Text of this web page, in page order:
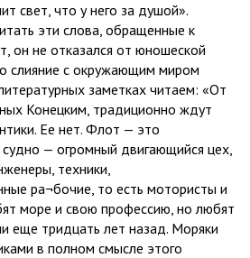
свет, что у него за душой».
эти слова, обращенные к
он не отказался от юношеской
слияние с окружающим миром
заметках читаем: «От
Конецким, традиционно ждут
Ее нет. Флот — это
— огромный двигающийся цех,
техники,
ра¬бочие, то есть мотористы и
море и свою профессию, но любят
еще тридцать лет назад. Моряки
в полном смысле этого